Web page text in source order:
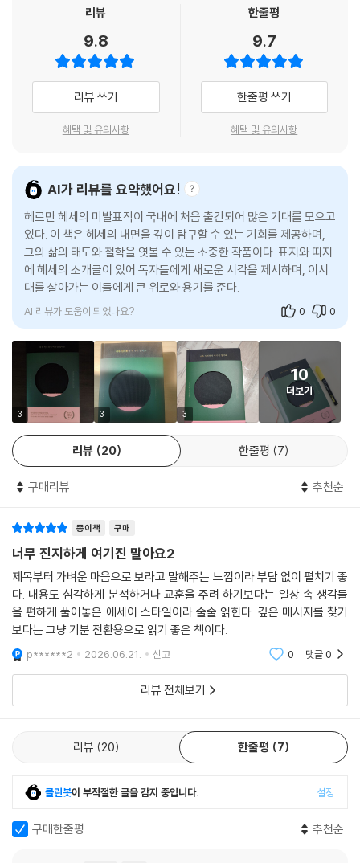
독일 작가들 대부분은 자기 자신을 너무 진지하게 생각합니다. 하지만 헤
르만 헤세는 그렇지 않습니다. 그는 냉소나 비통함 없이, 쾌활한 존엄성과
솔직한 자기 아이러니를 통해 완벽하게 자기 자신을 웃음거리로 만들 줄
었는지를 발견할 수 있을 것이다.
‘고독의 대명사’ 헤세의 민낯
가장 가까운 이들이 전하는 날것의 이야기
미발표 작품들과 함께 수록된 헤세 최측근들의 생생한 기록은 그를 침묵과
고요 속에서만 진리를 구했던 은둔자로 기억하던 세상의 편견을 완전히 깨
잘 웃고 소박하며, 여유로운 방식으로 삶을 즐길 줄 알았던 인물이었다고
말한다. 특히 웃음을 만들어내는 데 언제나 진심이었던 그의 인간적인 면
모는, 고독이라는 이름 아래 오랫동안 가려져 있던 헤세의 진짜 목소리를
복원해낸다. 무겁고 어두운 이미지를 벗겨낸 그의 글은 놀랍도록 따뜻하고
유쾌하다. 삶의 비극 앞에서도 웃음을 잃지 않았던 한 인간의 진실한 모습
을 통해 독자들은 커다란 위로를 얻을 수 있다.
비극을 축제로 바꾸는 헤세의 명랑한 인생 철학
『황야의 이리』에서 헤세는 이렇게 썼다. “수준 높은 유머는 자기 자신을 더
이상 진지하게 생각하지 않는 것에서 시작된다.” 이 책은 바로 그 명제를
삶으로 실천한 헤세의 기록이다. 일평생 헤세는 누구보다 깊이 인간의 고
통을 들여다본 작가였다. 두 차례의 세계대전, 개인의 내밀한 붕괴, 시대의
폭력 앞에서도 그가 끝내 놓지 않은 것은 웃음이었다. 스스로를 너무 심각
하게 여기지 않을 때 비로소 삶을 온전히 볼 수 있다는 것을, 그는 글로써
끊임없이 증명했다. 수록된 글들은 길지 않다. 그러나 짧고 강렬한 글 한 편
한 편이 마음 깊숙한 곳을 건드린다. 삶에 치일 때, 우리는 웃음을 사치라고
기답게 사는 삶을 향한 내면으로의 여정 역시, 어쩌면 자기 자신을 향한 너
그러운 웃음에서 시작되는지도 모른다.
리뷰
9.8
리뷰 쓰기
혜택 및 유의사항
한줄평
9.7
한줄평 쓰기
혜택 및 유의사항
AI가 리뷰를 요약했어요!
헤르만 헤세의 미발표작이 국내에 처음 출간되어 많은 기대를 모으고
있다. 이 책은 헤세의 내면을 깊이 탐구할 수 있는 기회를 제공하며,
그의 삶의 태도와 철학을 엿볼 수 있는 소중한 작품이다. 표지와 띠지
에 헤세의 소개글이 있어 독자들에게 새로운 시각을 제시하며, 이시
대를 살아가는 이들에게 큰 위로와 용기를 준다.
AI 리뷰가 도움이 되었나요? 0 0
3 3 3
10
더보기
리뷰 20 한줄평 7
구매리뷰 추천순
종이책 구매
너무 진지하게 여기진 말아요2
제목부터 가벼운 마음으로 보라고 말해주는 느낌이라 부담 없이 펼치기 좋
다. 내용도 심각하게 분석하거나 교훈을 주려 하기보다는 일상 속 생각들
을 편하게 풀어놓은 에세이 스타일이라 술술 읽힌다. 깊은 메시지를 찾기
보다는 그냥 기분 전환용으로 읽기 좋은 책이다.
p******2 2026.06.21. 신고 0 댓글0
리뷰 전체보기
리뷰 20 한줄평 7
클린봇이 부적절한 글을 감지 중입니다. 설정
구매한줄평 추천순